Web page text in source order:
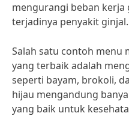
mengurangi beban kerja
terjadinya penyakit ginjal.
Salah satu contoh menu
yang terbaik adalah
seperti bayam, brokoli,
hijau mengandung
yang baik untuk